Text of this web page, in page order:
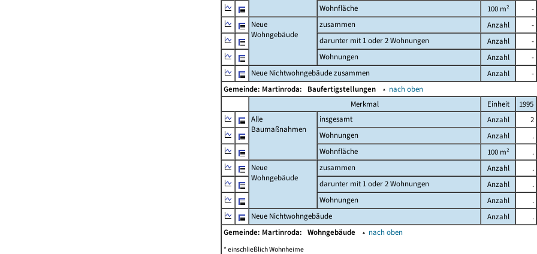
Wohnfläche
100 m² -
Neue
Wohngebäude
zusammen Anzahl -
darunter mit 1 oder 2 Wohnungen
Anzahl -
Wohnungen
Anzahl -
Neue Nichtwohngebäude zusammen
Anzahl -
Gemeinde: Martinroda: Baufertigstellungen ▴ nach oben
Merkmal
Einheit 1995
Alle
Baumaßnahmen
insgesamt Anzahl 2
Wohnungen
Anzahl .
Wohnfläche
100 m² .
Neue
Wohngebäude
zusammen Anzahl .
darunter mit 1 oder 2 Wohnungen
Anzahl .
Wohnungen
Anzahl .
Neue Nichtwohngebäude
Anzahl .
Gemeinde: Martinroda: Wohngebäude ▴ nach oben
* einschließlich Wohnheime